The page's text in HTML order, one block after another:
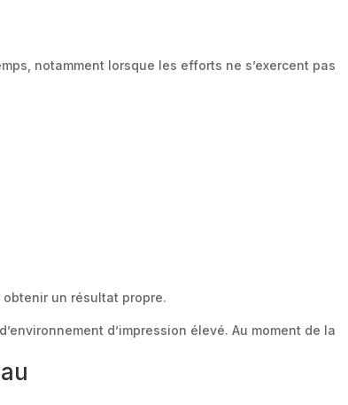
notamment lorsque les efforts ne s’exercent pas
un résultat propre.
d’impression élevé. Au moment de la